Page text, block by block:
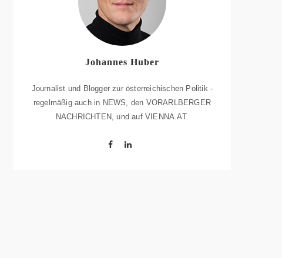
Johannes Huber
Journalist und Blogger zur österreichischen Politik -
regelmäßig auch in NEWS, den VORARLBERGER
NACHRICHTEN, und auf VIENNA.AT.